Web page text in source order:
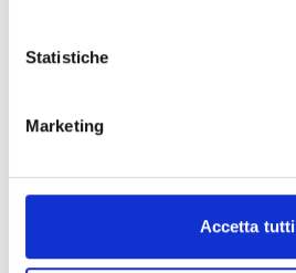
Statistiche
Marketing
Accetta tutti